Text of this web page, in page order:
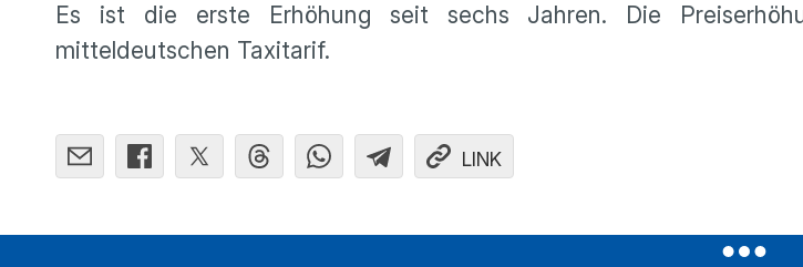
Es ist die erste Erhöhung seit sechs Jahren. Die
mitteldeutschen Taxitarif.
LINK